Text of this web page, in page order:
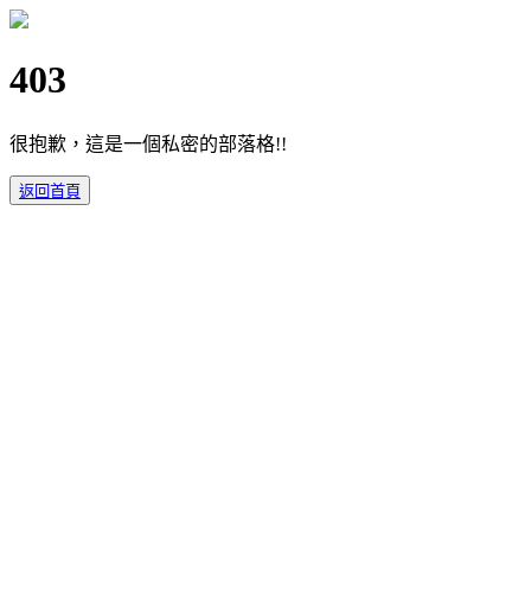
403
很抱歉，這是一個私密的部落格!!
返回首頁